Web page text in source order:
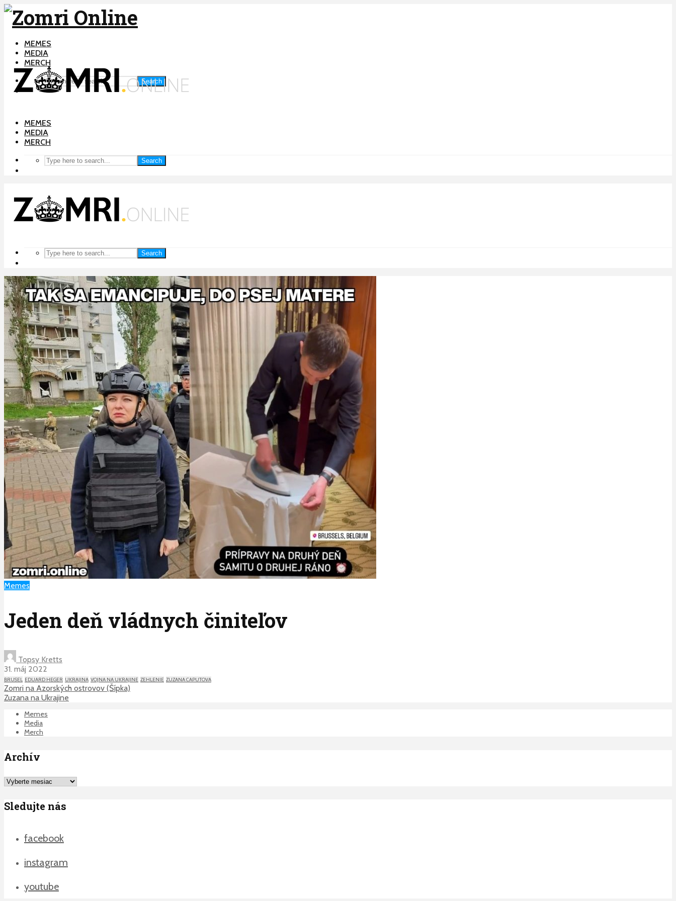
MEMES
MEDIA
MERCH
Search
MEMES
MEDIA
MERCH
Search
Search
Memes
Jeden deň vládnych činiteľov
Topsy Kretts
31. máj 2022
BRUSEL EDUARD HEGER UKRAJINA VOJNA NA UKRAJINE ZEHLENIE ZUZANA CAPUTOVA
Zomri na Azorských ostrovov (Šípka)
Zuzana na Ukrajine
Memes
Media
Merch
Archív
Archív
Sledujte nás
facebook
instagram
youtube